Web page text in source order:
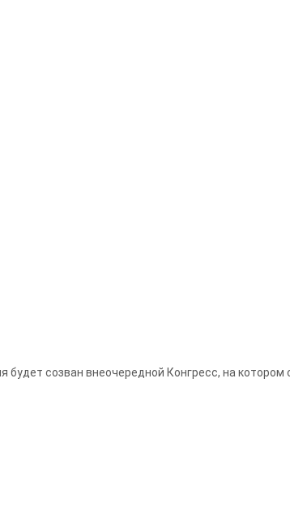
созван внеочередной Конгресс, на котором